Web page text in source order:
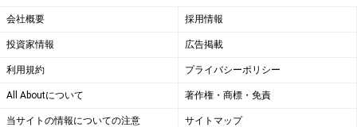
会社概要 採用情報
投資家情報 広告掲載
利用規約 プライバシーポリシー
All Aboutについて 著作権・商標・免責
当サイトの情報についての注意 サイトマップ